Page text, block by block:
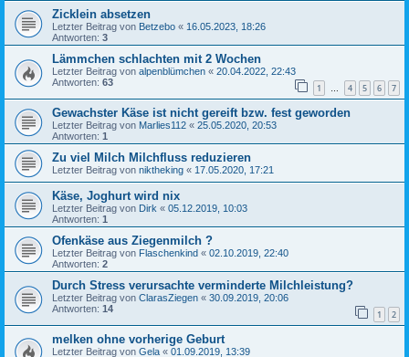
Zicklein absetzen
Letzter Beitrag von Betzebo « 16.05.2023, 18:26
Antworten: 3
Lämmchen schlachten mit 2 Wochen
Letzter Beitrag von alpenblümchen « 20.04.2022, 22:43
Antworten: 63 1 … 4 5 6 7
Gewachster Käse ist nicht gereift bzw. fest geworden
Letzter Beitrag von Marlies112 « 25.05.2020, 20:53
Antworten: 1
Zu viel Milch Milchfluss reduzieren
Letzter Beitrag von niktheking « 17.05.2020, 17:21
Käse, Joghurt wird nix
Letzter Beitrag von Dirk « 05.12.2019, 10:03
Antworten: 1
Ofenkäse aus Ziegenmilch ?
Letzter Beitrag von Flaschenkind « 02.10.2019, 22:40
Antworten: 2
Durch Stress verursachte verminderte Milchleistung?
Letzter Beitrag von ClarasZiegen « 30.09.2019, 20:06
Antworten: 14 1 2
melken ohne vorherige Geburt
Letzter Beitrag von Gela « 01.09.2019, 13:39